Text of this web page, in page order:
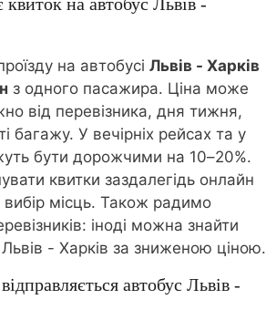
на автобусі Львів - Харків
з одного пасажира. Ціна може
від перевізника, дня тижня,
багажу. У вечірніх рейсах та у
бути дорожчими на 10–20%.
квитки заздалегідь онлайн
місць. Також радимо
іноді можна знайти
- Харків за зниженою ціною.
автобус Львів -